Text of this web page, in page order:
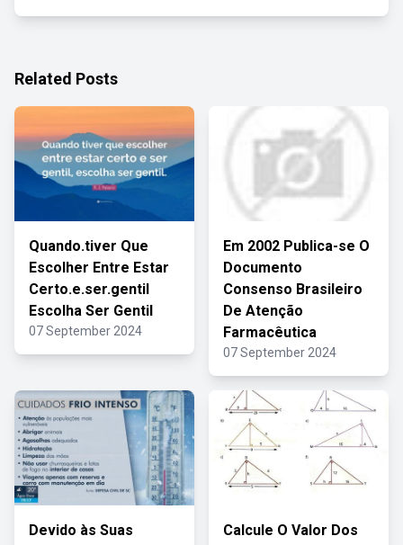
Related Posts
Quando.tiver Que
Escolher Entre Estar
Certo.e.ser.gentil
Escolha Ser Gentil
07 September 2024
Em 2002 Publica-se O
Documento
Consenso Brasileiro
De Atenção
Farmacêutica
07 September 2024
Devido às Suas
Calcule O Valor Dos